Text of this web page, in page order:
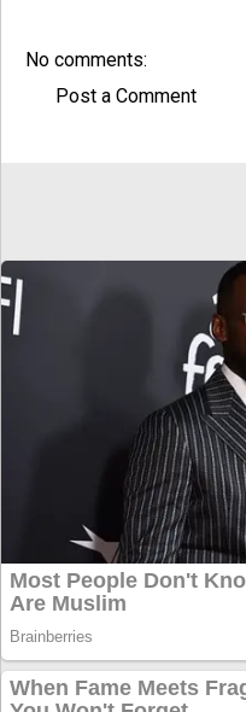
No comments:
Post a Comment